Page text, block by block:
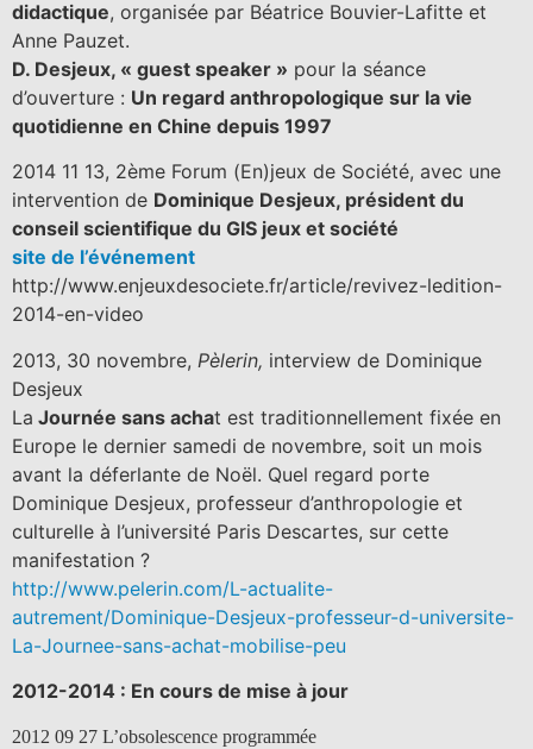
didactique, organisée par Béatrice Bouvier-Lafitte et
Anne Pauzet.
D. Desjeux, « guest speaker » pour la séance
d’ouverture : Un regard anthropologique sur la vie
quotidienne en Chine depuis 1997
2014 11 13, 2ème Forum (En)jeux de Société, avec une
intervention de Dominique Desjeux, président du
conseil scientifique du GIS jeux et société
site de l’événement
http://www.enjeuxdesociete.fr/article/revivez-ledition-
2014-en-video
2013, 30 novembre, Pèlerin, interview de Dominique
Desjeux
La Journée sans achat est traditionnellement fixée en
Europe le dernier samedi de novembre, soit un mois
avant la déferlante de Noël. Quel regard porte
Dominique Desjeux, professeur d’anthropologie et
culturelle à l’université Paris Descartes, sur cette
manifestation ?
http://www.pelerin.com/L-actualite-
autrement/Dominique-Desjeux-professeur-d-universite-
La-Journee-sans-achat-mobilise-peu
2012-2014 : En cours de mise à jour
2012 09 27 L’obsolescence programmée